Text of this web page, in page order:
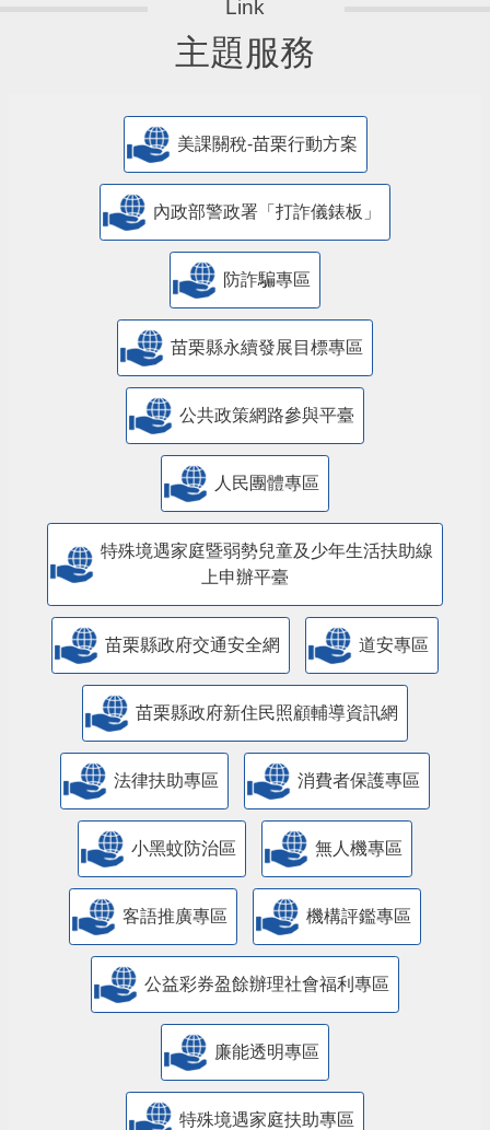
主題服務
美課關稅-苗栗行動方案
內政部警政署「打詐儀錶板」
防詐騙專區
苗栗縣永續發展目標專區
公共政策網路參與平臺
人民團體專區
特殊境遇家庭暨弱勢兒童及少年生活扶助線
上申辦平臺
苗栗縣政府交通安全網 道安專區
苗栗縣政府新住民照顧輔導資訊網
法律扶助專區 消費者保護專區
小黑蚊防治區 無人機專區
客語推廣專區 機構評鑑專區
公益彩券盈餘辦理社會福利專區
廉能透明專區
特殊境遇家庭扶助專區